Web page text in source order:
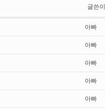
글쓴이
아빠
아빠
아빠
아빠
아빠